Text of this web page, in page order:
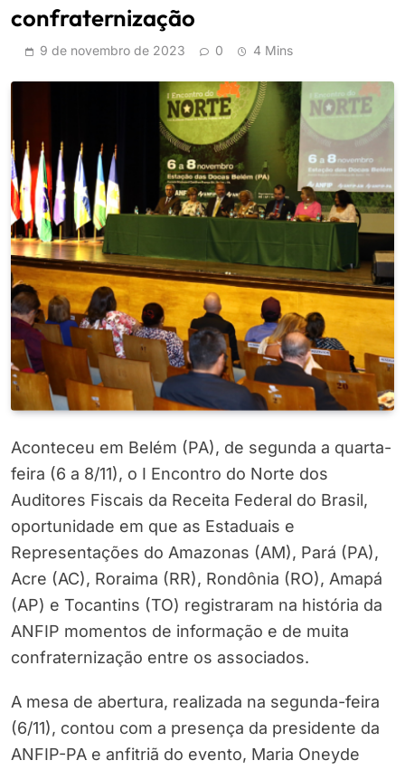
confraternização
9 de novembro de 2023 0 4 Mins
Aconteceu em Belém (PA), de segunda a quarta-
feira (6 a 8/11), o I Encontro do Norte dos
Auditores Fiscais da Receita Federal do Brasil,
oportunidade em que as Estaduais e
Representações do Amazonas (AM), Pará (PA),
Acre (AC), Roraima (RR), Rondônia (RO), Amapá
(AP) e Tocantins (TO) registraram na história da
ANFIP momentos de informação e de muita
confraternização entre os associados.
A mesa de abertura, realizada na segunda-feira
(6/11), contou com a presença da presidente da
ANFIP-PA e anfitriã do evento, Maria Oneyde